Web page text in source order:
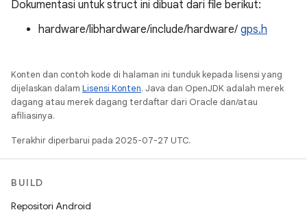
Dokumentasi untuk struct ini dibuat dari file berikut:
hardware/libhardware/include/hardware/ gps.h
Konten dan contoh kode di halaman ini tunduk kepada lisensi yang
dijelaskan dalam Lisensi Konten. Java dan OpenJDK adalah merek
dagang atau merek dagang terdaftar dari Oracle dan/atau
afiliasinya.
Terakhir diperbarui pada 2025-07-27 UTC.
BUILD
Repositori Android